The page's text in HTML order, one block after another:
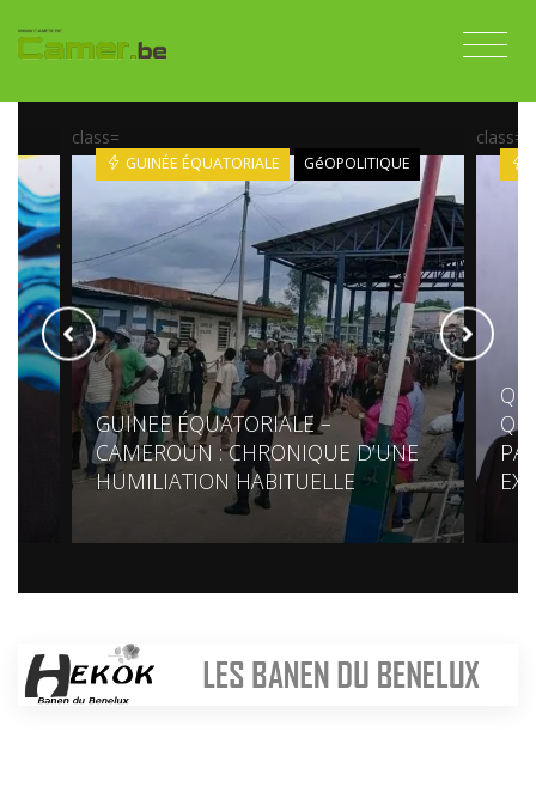
class=
GUINÉE ÉQUATORIALE GéOPOLITIQUE
GUINEE ÉQUATORIALE –
CAMEROUN : CHRONIQUE D’UNE
HUMILIATION HABITUELLE
class=